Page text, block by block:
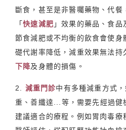
斷食，甚至是非醫囑藥物、代餐
「快速減肥 」效果的藥品、食
節食減肥或不均衡的飲食會使身
礎代謝率降低，減重效果無法持
下降及身體的損傷。
2. 減重門診中有多種減重方式
重、善纖達...等，需要先經過健
建議適合的療程。例如胃肉毒療